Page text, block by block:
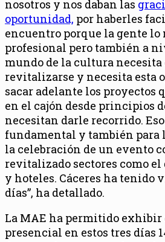
nosotros y nos daban las
oportunidad, por haberles
encuentro porque la gente lo
profesional pero también a
mundo de la cultura necesita
revitalizarse y necesita esta
sacar adelante los proyectos
en el cajón desde principios
necesitan darle recorrido.
fundamental y también para
la celebración de un evento
revitalizado sectores como
y hoteles. Cáceres ha tenido
días”, ha detallado.
La MAE ha permitido exhibir
presencial en estos tres días